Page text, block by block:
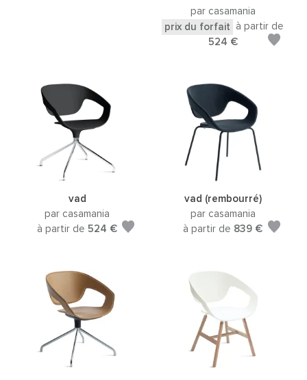
par casamania
prix du forfait
à partir de
524 €
vad
par casamania
à partir de 524 €
vad (rembourré)
par casamania
à partir de 839 €